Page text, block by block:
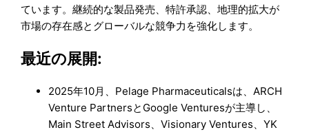
ています。継続的な製品発売、特許承認、地理的拡大が
市場の存在感とグローバルな競争力を強化します。
最近の展開:
2025年10月、Pelage Pharmaceuticalsは、ARCH
Venture PartnersとGoogle Venturesが主導し、
Main Street Advisors、Visionary Ventures、YK